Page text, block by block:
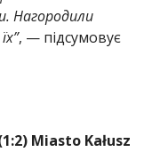
Нагородили
, — підсумовує
Miasto Kałusz